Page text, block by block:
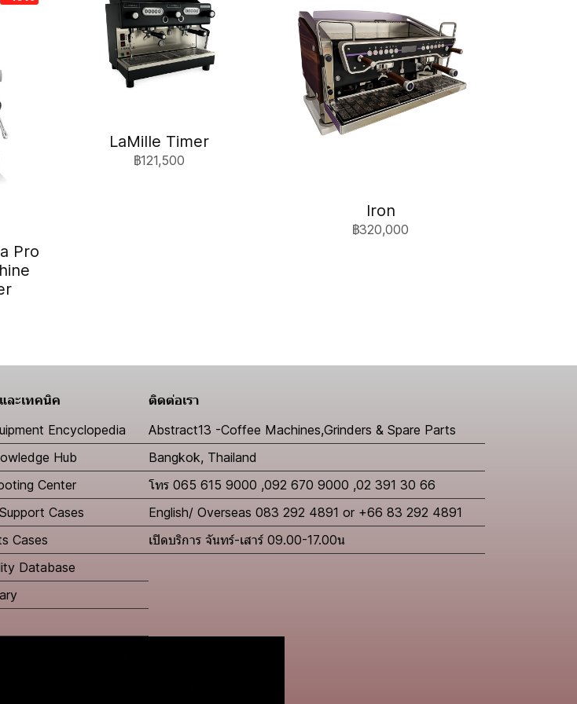
Pro
LaMille Timer
฿121,500
Iron
฿320,000
ละเทคนิค
Encyclopedia
Hub
Center
Cases
Cases
Database
ติดต่อเรา
Abstract13 -Coffee Machines,Grinders & Spare Parts
Bangkok, Thailand
โทร 065 615 9000 ,092 670 9000 ,02 391 30 66
English/ Overseas 083 292 4891 or +66 83 292 4891
เปิดบริการ จันทร์-เสาร์ 09.00-17.00น